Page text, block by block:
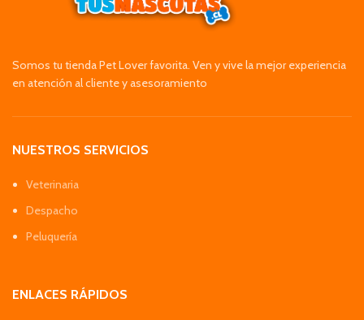
Somos tu tienda Pet Lover favorita. Ven y vive la mejor experiencia
en atención al cliente y asesoramiento
NUESTROS SERVICIOS
Veterinaria
Despacho
Peluquería
ENLACES RÁPIDOS